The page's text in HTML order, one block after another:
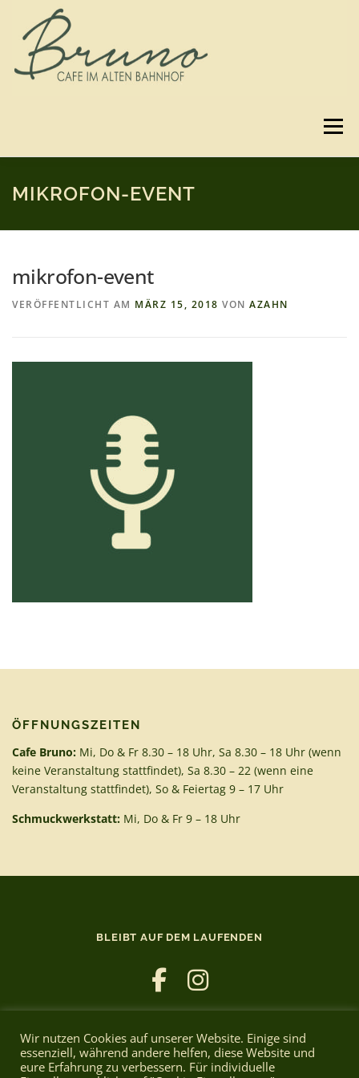
springen
Menü
SPEISEKARTE GUTSCHEINE
IMPRESSUM & DATENSCHUTZ
MIKROFON-EVENT
mikrofon-event
VERÖFFENTLICHT AM MÄRZ 15, 2018 VON AZAHN
ÖFFNUNGSZEITEN
Cafe Bruno: Mi, Do & Fr 8.30 – 18 Uhr, Sa 8.30 – 18 Uhr (wenn
keine Veranstaltung stattfindet), Sa 8.30 – 22 (wenn eine
Veranstaltung stattfindet), So & Feiertag 9 – 17 Uhr
Schmuckwerkstatt: Mi, Do & Fr 9 – 18 Uhr
BLEIBT AUF DEM LAUFENDEN
Wir nutzen Cookies auf unserer Website. Einige sind
essenziell, während andere helfen, diese Website und
eure Erfahrung zu verbessern. Für individuelle